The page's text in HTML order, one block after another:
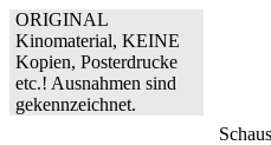
ORIGINAL
Kinomaterial, KEINE
Kopien, Posterdrucke
etc.! Ausnahmen sind
gekennzeichnet.